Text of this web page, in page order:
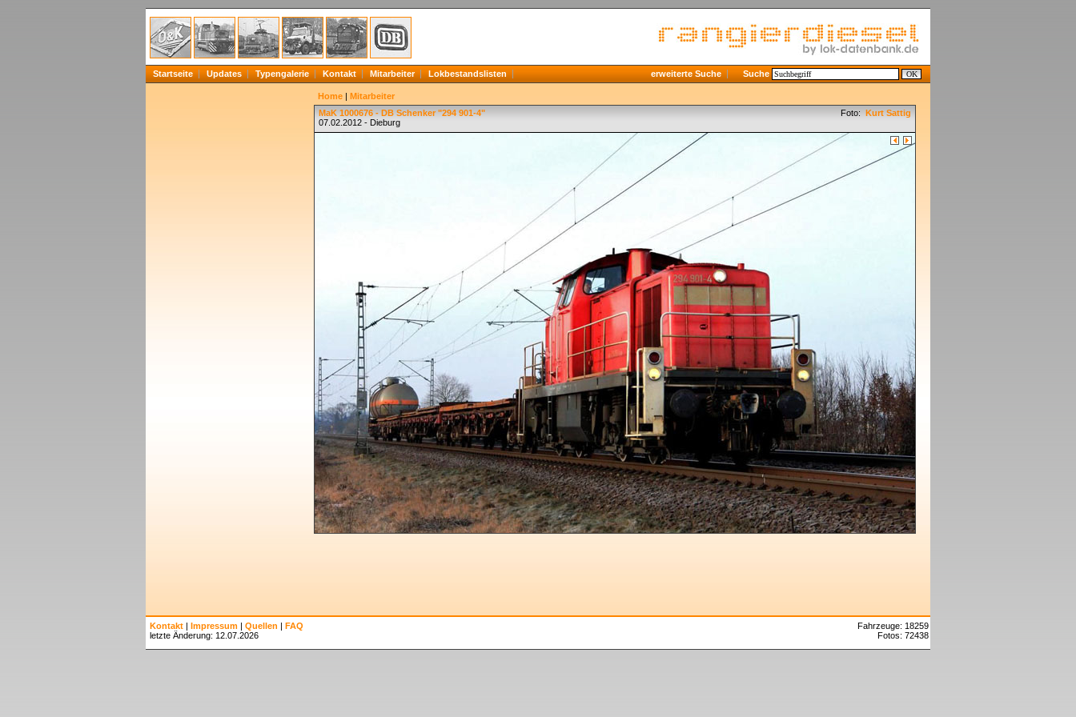
Startseite Updates Typengalerie Kontakt Mitarbeiter Lokbestandslisten erweiterte Suche Suche
Home | Mitarbeiter
MaK 1000676 - DB Schenker "294 901-4"
07.02.2012 - Dieburg
Foto: Kurt Sattig
Kontakt | Impressum | Quellen | FAQ
letzte Änderung: 12.07.2026
Fahrzeuge: 18259
Fotos: 72438